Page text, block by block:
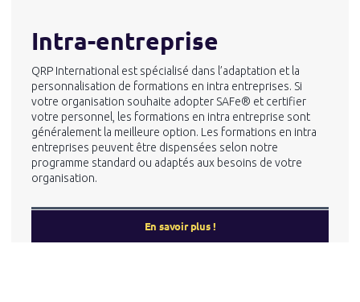
Intra-entreprise
QRP International est spécialisé dans l’adaptation et la
personnalisation de formations en intra entreprises. Si
votre organisation souhaite adopter SAFe® et certifier
votre personnel, les formations en intra entreprise sont
généralement la meilleure option. Les formations en intra
entreprises peuvent être dispensées selon notre
programme standard ou adaptés aux besoins de votre
organisation.
En savoir plus !